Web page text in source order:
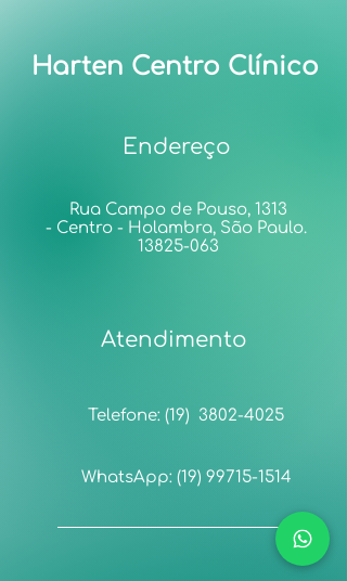
Harten Centro Clínico
Endereço
Rua Campo de Pouso, 1313
- Centro - Holambra, São Paulo.
13825-063
Atendimento
Telefone: (19) 3802-4025
WhatsApp: (19) 99715-1514